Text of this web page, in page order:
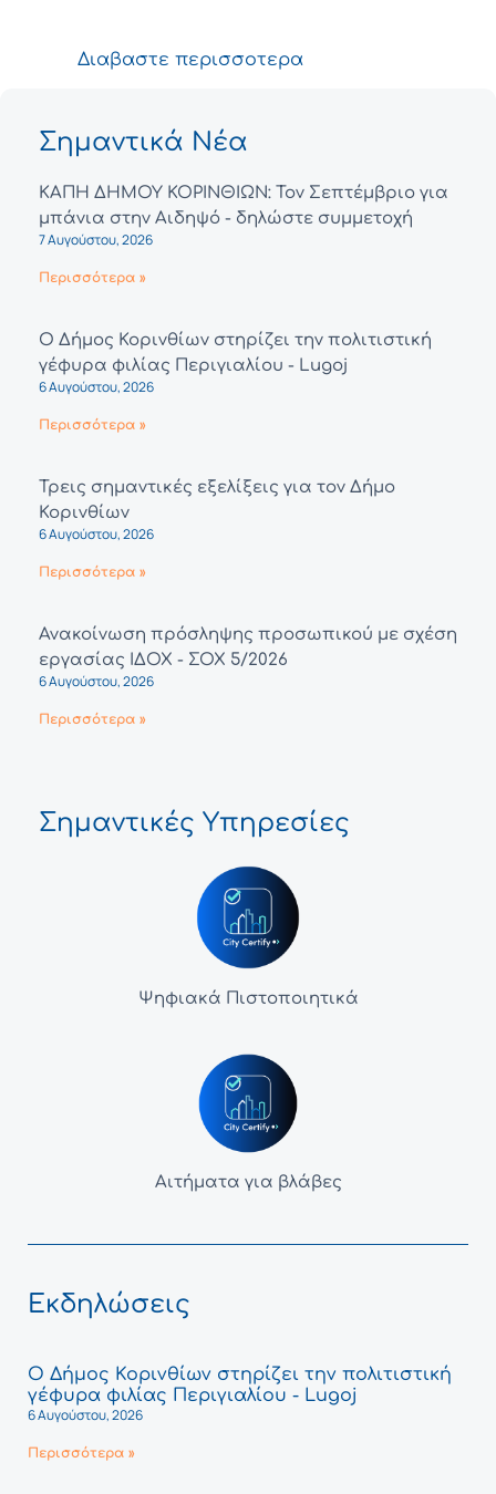
Διαβαστε περισσοτερα
Σημαντικά Νέα
ΚΑΠΗ ΔΗΜΟΥ ΚΟΡΙΝΘΙΩΝ: Τον Σεπτέμβριο για
μπάνια στην Αιδηψό - δηλώστε συμμετοχή
7 Αυγούστου, 2026
Περισσότερα »
Ο Δήμος Κορινθίων στηρίζει την πολιτιστική
γέφυρα φιλίας Περιγιαλίου - Lugoj
6 Αυγούστου, 2026
Περισσότερα »
Τρεις σημαντικές εξελίξεις για τον Δήμο
Κορινθίων
6 Αυγούστου, 2026
Περισσότερα »
Ανακοίνωση πρόσληψης προσωπικού με σχέση
εργασίας ΙΔΟΧ - ΣΟΧ 5/2026
6 Αυγούστου, 2026
Περισσότερα »
Σημαντικές Υπηρεσίες
Ψηφιακά Πιστοποιητικά
Αιτήματα για βλάβες
Εκδηλώσεις
Ο Δήμος Κορινθίων στηρίζει την πολιτιστική
γέφυρα φιλίας Περιγιαλίου - Lugoj
6 Αυγούστου, 2026
Περισσότερα »